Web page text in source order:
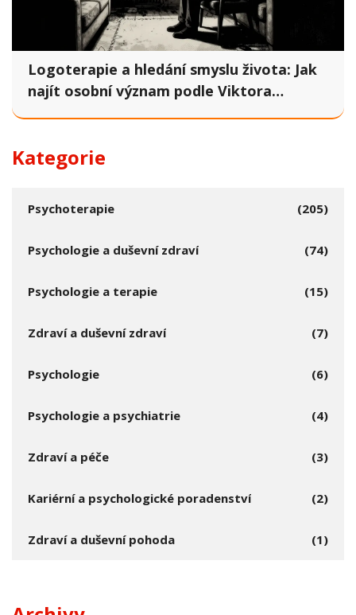
Logoterapie a hledání smyslu života: Jak
najít osobní význam podle Viktora
Kategorie
Psychoterapie (205)
Psychologie a duševní zdraví (74)
Psychologie a terapie (15)
Zdraví a duševní zdraví (7)
Psychologie (6)
Psychologie a psychiatrie (4)
Zdraví a péče (3)
Kariérní a psychologické poradenství (2)
Zdraví a duševní pohoda (1)